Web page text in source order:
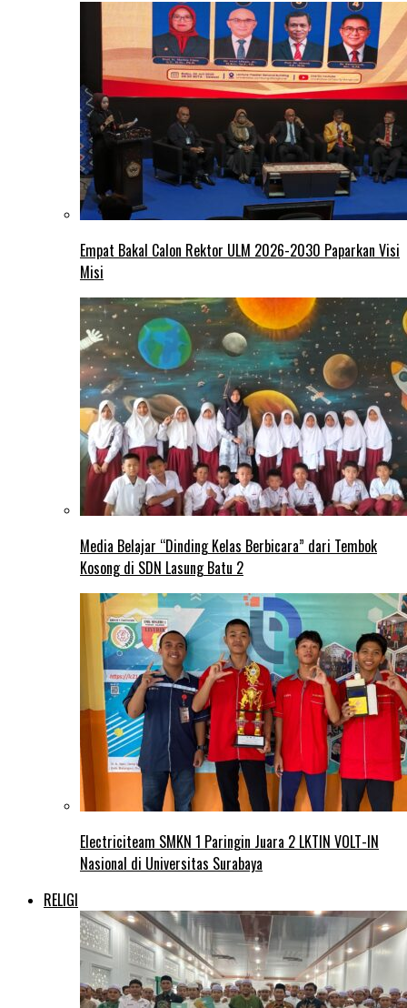
Empat Bakal Calon Rektor ULM 2026-2030 Paparkan Visi
Misi
Media Belajar “Dinding Kelas Berbicara” dari Tembok
Kosong di SDN Lasung Batu 2
Electriciteam SMKN 1 Paringin Juara 2 LKTIN VOLT-IN
Nasional di Universitas Surabaya
RELIGI